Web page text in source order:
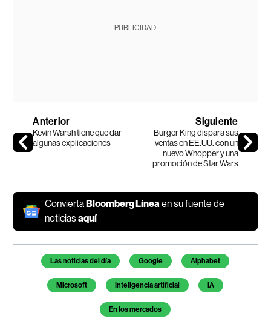
PUBLICIDAD
Anterior
Kevin Warsh tiene que dar
algunas explicaciones
Siguiente
Burger King dispara sus
ventas en EE.UU. con un
nuevo Whopper y una
promoción de Star Wars
ConviertaBloomberg Líneaen su fuente de
noticiasaquí
Temas de este artículo
Las noticias del día Google Alphabet
Microsoft Inteligencia artificial IA
En los mercados